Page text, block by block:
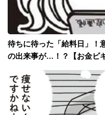
待ちに待った「給料日」！
の出来事が…！？【お金ビ